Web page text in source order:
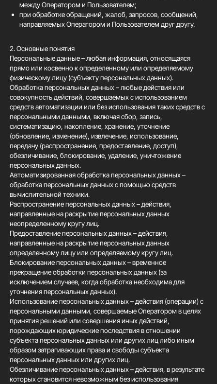
между Оператором и Пользователем;
при обработке обращений, жалоб, запросов, сообщений,
направляемых Оператором и Пользователем друг другу.
2. Основные понятия
Персональные данные – любая информация, относящаяся
прямо или косвенно к определенному или определяемому
физическому лицу (субъекту персональных данных).
Обработка персональных данных – любые действия или
совокупность действий, совершаемых с использованием
средств автоматизации или без использования таких средств с
персональными данными, включая сбор, запись,
систематизацию, накопление, хранение, уточнение
(обновление, изменение), извлечение, использование,
передачу (распространение, предоставление, доступ),
обезличивание, блокирование, удаление, уничтожение
персональных данных.
Автоматизированная обработка персональных данных –
обработка персональных данных с помощью средств
вычислительной техники.
Распространение персональных данных – действия,
направленные на раскрытие персональных данных
неопределенному кругу лиц.
Предоставление персональных данных – действия,
направленные на раскрытие персональных данных
определенному лицу или определяемому кругу лиц.
Блокирование персональных данных – временное
прекращение обработки персональных данных (за
исключением случаев, когда обработка необходима для
уточнения персональных данных).
Использование персональных данных – действия (операции) с
персональными данными, совершаемые Оператором в целях
принятия решений или совершения иных действий,
порождающих юридические последствия в отношении
субъекта персональных данных или других лиц либо иным
образом затрагивающих права и свободы субъекта
персональных данных или других лиц.
Обезличивание персональных данных – действия, в результате
которых становится невозможным без использования